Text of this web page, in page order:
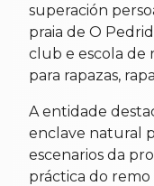
superación
praia de O
club e escola de
para rapazas,
A entidade
enclave natural
escenarios da
práctica do